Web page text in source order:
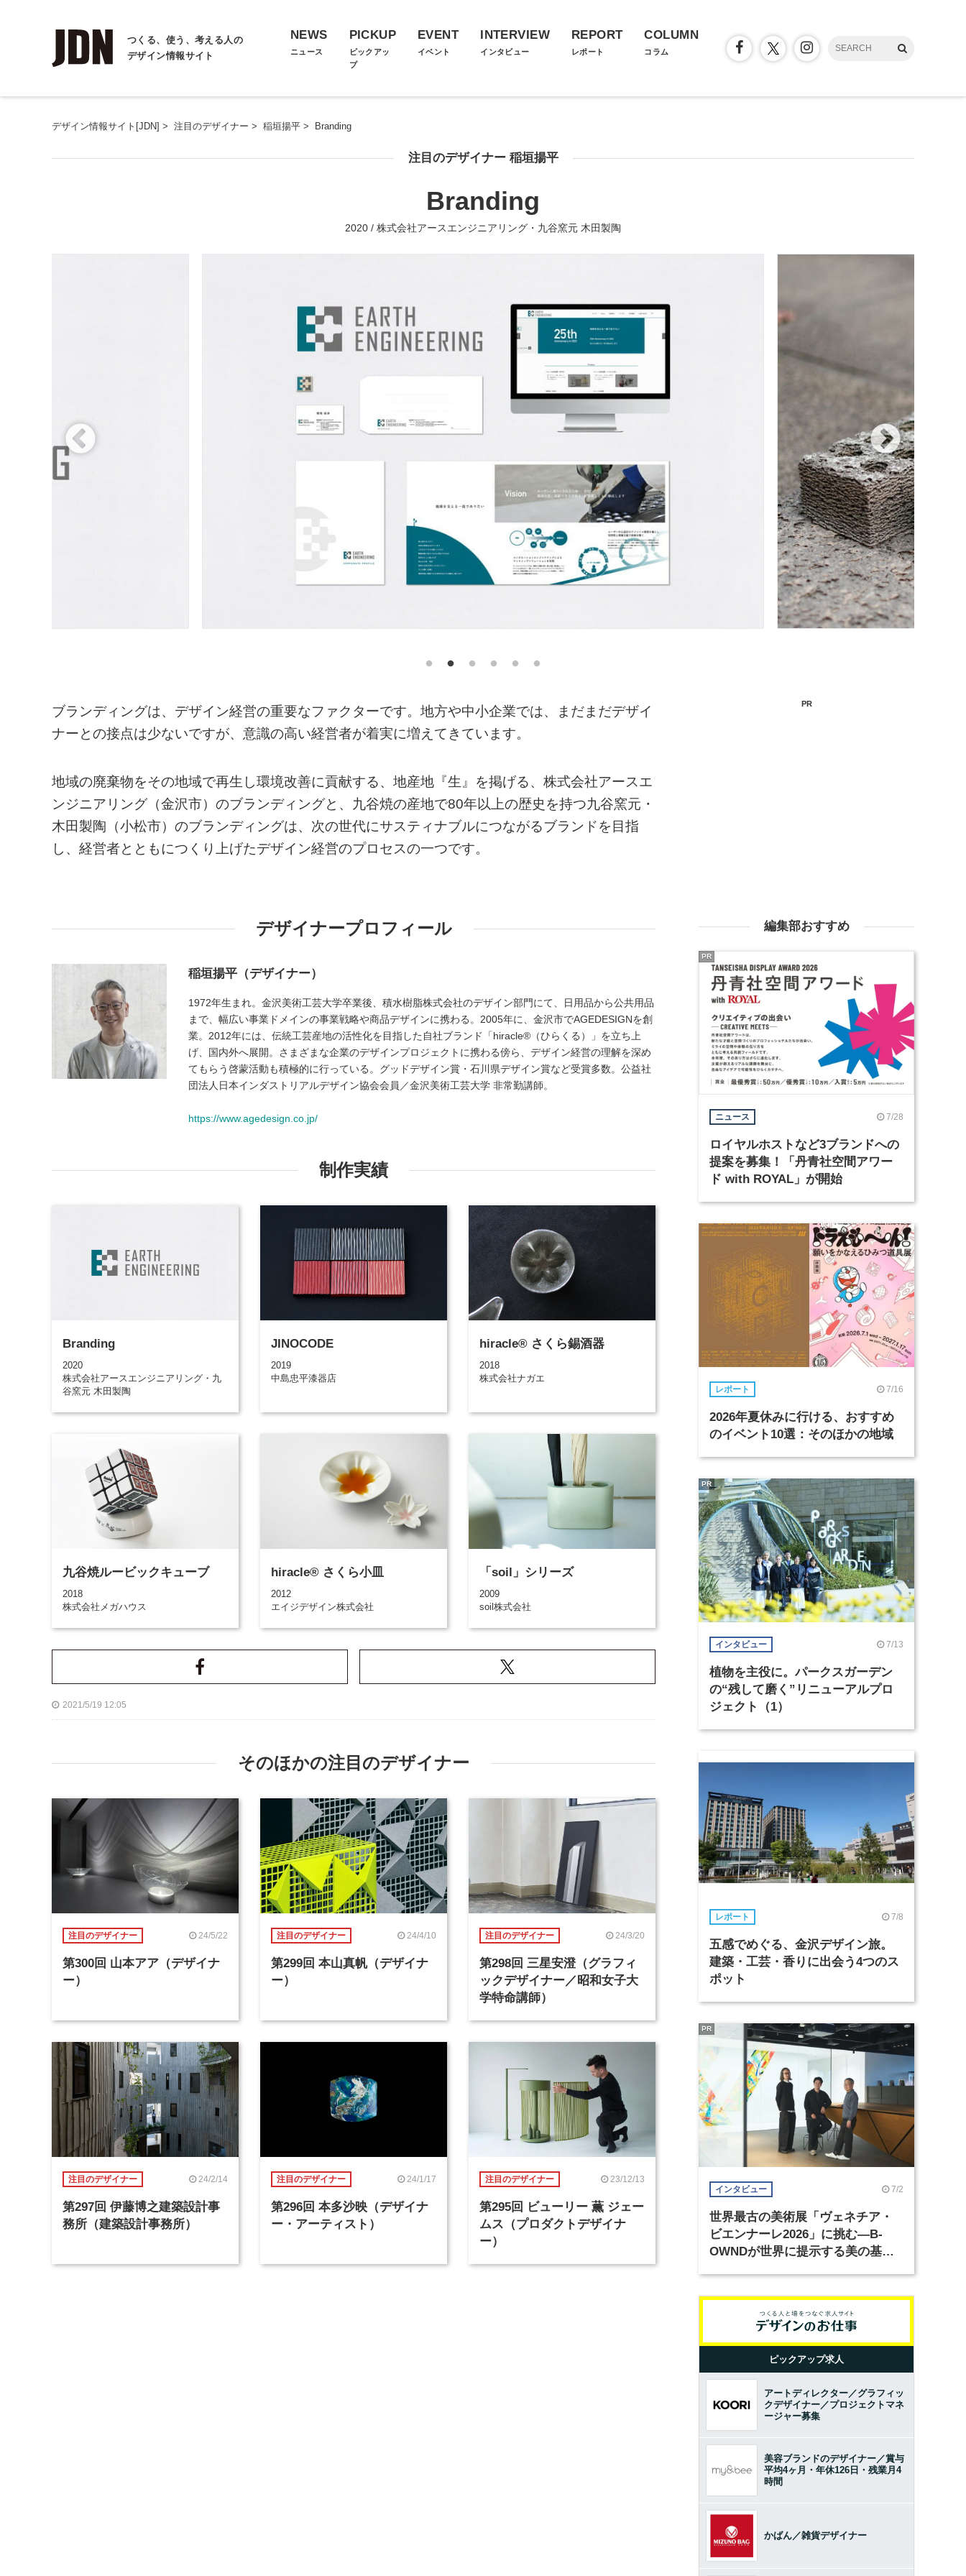
つくる、使う、考える人の
デザイン情報サイト
NEWS
ニュース
PICKUP
ピックアッ
プ
EVENT
イベント
INTERVIEW
インタビュー
REPORT
レポート
COLUMN
コラム
デザイン情報サイト[JDN] > 注目のデザイナー > 稲垣揚平 > Branding
注目のデザイナー 稲垣揚平
Branding
2020 / 株式会社アースエンジニアリング・九谷窯元 木田製陶
ブランディングは、デザイン経営の重要なファクターです。地方や中小企業では、まだまだデザイ
ナーとの接点は少ないですが、意識の高い経営者が着実に増えてきています。
地域の廃棄物をその地域で再生し環境改善に貢献する、地産地『生』を掲げる、株式会社アースエ
ンジニアリング（金沢市）のブランディングと、九谷焼の産地で80年以上の歴史を持つ九谷窯元・
木田製陶（小松市）のブランディングは、次の世代にサスティナブルにつながるブランドを目指
し、経営者とともにつくり上げたデザイン経営のプロセスの一つです。
デザイナープロフィール
稲垣揚平（デザイナー）
1972年生まれ。金沢美術工芸大学卒業後、積水樹脂株式会社のデザイン部門にて、日用品から公共用品
まで、幅広い事業ドメインの事業戦略や商品デザインに携わる。2005年に、金沢市でAGEDESIGNを創
業。2012年には、伝統工芸産地の活性化を目指した自社ブランド「hiracle®（ひらくる）」を立ち上
げ、国内外へ展開。さまざまな企業のデザインプロジェクトに携わる傍ら、デザイン経営の理解を深め
てもらう啓蒙活動も積極的に行っている。グッドデザイン賞・石川県デザイン賞など受賞多数。公益社
団法人日本インダストリアルデザイン協会会員／金沢美術工芸大学 非常勤講師。
https://www.agedesign.co.jp/
制作実績
Branding
2020
株式会社アースエンジニアリング・九
谷窯元 木田製陶
JINOCODE
2019
中島忠平漆器店
hiracle® さくら錫酒器
2018
株式会社ナガエ
九谷焼ルービックキューブ
2018
株式会社メガハウス
hiracle® さくら小皿
2012
エイジデザイン株式会社
「soil」シリーズ
2009
soil株式会社
2021/5/19 12:05
そのほかの注目のデザイナー
注目のデザイナー 24/5/22
第300回 山本アア（デザイナ
ー）
注目のデザイナー 24/4/10
第299回 本山真帆（デザイナ
ー）
注目のデザイナー 24/3/20
第298回 三星安澄（グラフィ
ックデザイナー／昭和女子大
学特命講師）
注目のデザイナー 24/2/14
第297回 伊藤博之建築設計事
務所（建築設計事務所）
注目のデザイナー 24/1/17
第296回 本多沙映（デザイナ
ー・アーティスト）
注目のデザイナー 23/12/13
第295回 ビューリー 薫 ジェー
ムス（プロダクトデザイナ
ー）
PR
編集部おすすめ
ニュース 7/28
ロイヤルホストなど3ブランドへの
提案を募集！「丹青社空間アワー
ド with ROYAL」が開始
PR
レポート 7/16
2026年夏休みに行ける、おすすめ
のイベント10選：そのほかの地域
インタビュー 7/13
植物を主役に。パークスガーデン
の“残して磨く”リニューアルプロ
ジェクト（1）
PR
レポート 7/8
五感でめぐる、金沢デザイン旅。
建築・工芸・香りに出会う4つのス
ポット
インタビュー 7/2
世界最古の美術展「ヴェネチア・
ビエンナーレ2026」に挑む―B-
OWNDが世界に提示する美の基準
PR
ピックアップ求人
アートディレクター／グラフィッ
クデザイナー／プロジェクトマネ
ージャー募集
美容ブランドのデザイナー／賞与
平均4ヶ月・年休126日・残業月4
時間
かばん／雑貨デザイナー